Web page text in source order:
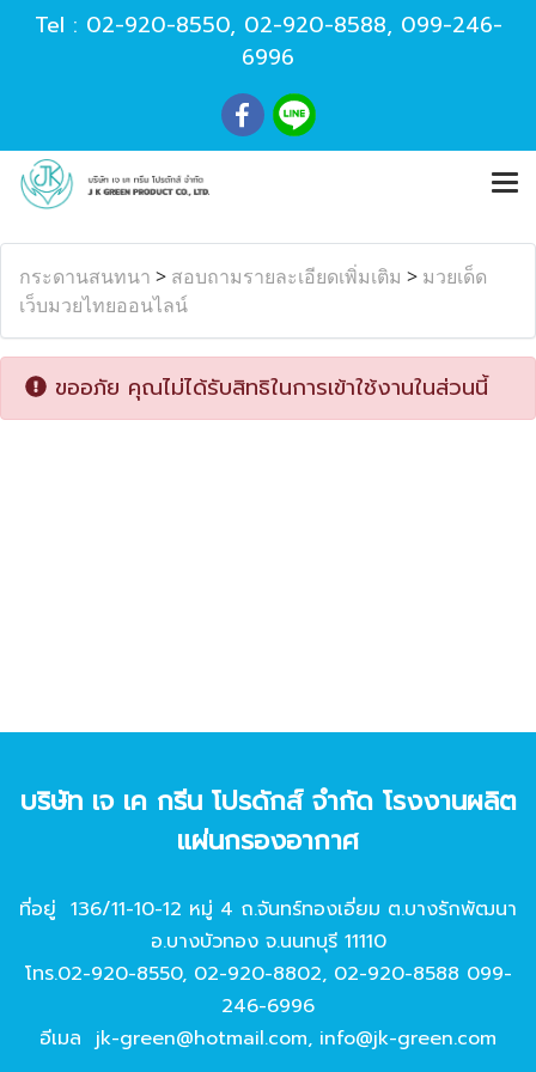
Tel : 02-920-8550, 02-920-8588, 099-246-
6996
กระดานสนทนา > สอบถามรายละเอียดเพิ่มเติม > มวยเด็ด
เว็บมวยไทยออนไลน์
ขออภัย คุณไม่ได้รับสิทธิในการเข้าใช้งานในส่วนนี้
บริษัท เจ เค กรีน โปรดักส์ จํากัด โรงงานผลิต
แผ่นกรองอากาศ
ที่อยู่ 136/11-10-12 หมู่ 4 ถ.จันทร์ทองเอี่ยม ต.บางรักพัฒนา
อ.บางบัวทอง จ.นนทบุรี 11110
โทร.02-920-8550, 02-920-8802, 02-920-8588 099-
246-6996
อีเมล jk-green@hotmail.com, info@jk-green.com